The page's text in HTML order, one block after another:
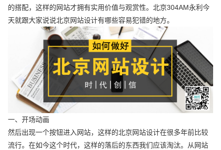
的搭配，这样的网站才拥有实用价值与观赏性。北京304AM永利今
天就跟大家说说北京网站设计有哪些容易犯错的地方。
一、开场动画
然后出现一个按钮进入网站，这样的北京网站设计在很多年前比较
流行。在如今这个时代，这样的落后的东西我们应该淘汰。从网站